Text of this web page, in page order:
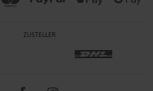
ZUSTELLER